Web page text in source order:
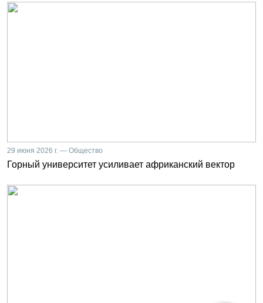
29 июня 2026 г. — Общество
Горный университет усиливает африканский вектор